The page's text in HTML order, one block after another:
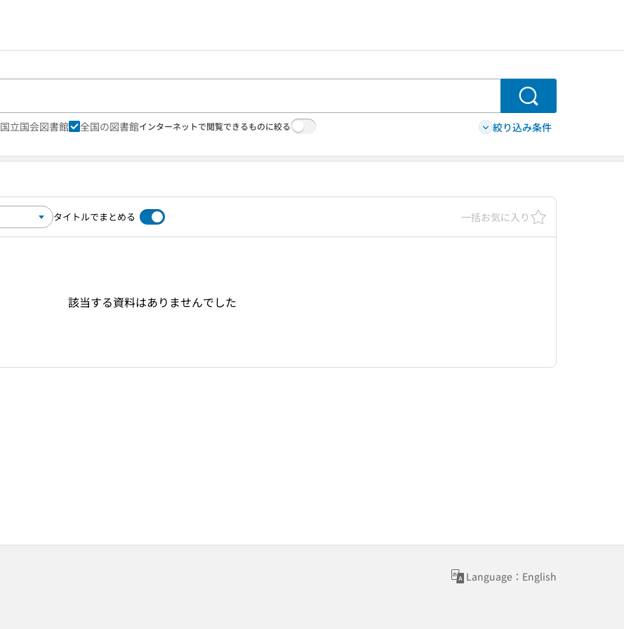
検索
国立国会図書館 全国の図書館インターネットで閲覧できるものに絞る 絞り込み条件
タイトルでまとめる 一括お気に入り
該当する資料はありませんでした
Language：English